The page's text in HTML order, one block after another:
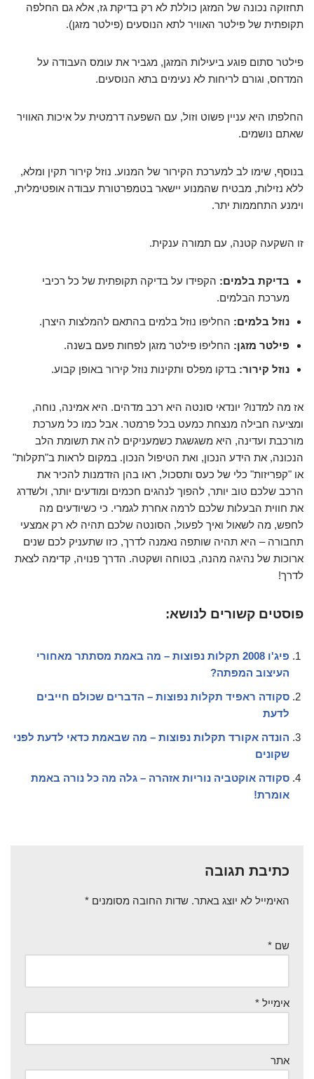
תחזוקה נכונה של המזגן כוללת לא רק בדיקת גז, אלא גם החלפה
תקופתית של פילטר האוויר לתא הנוסעים (פילטר מזגן).
פילטר סתום פוגע ביעילות המזגן, מגביר את עומס העבודה על
המדחס, וגורם לריחות לא נעימים בתא הנוסעים.
החלפתו היא עניין פשוט וזול, עם השפעה דרמטית על איכות האוויר
שאתם נושמים.
בנוסף, שימו לב למערכת הקירור של המנוע. נוזל קירור תקין ומלא,
ללא נזילות, מבטיח שהמנוע יישאר בטמפרטורת עבודה אופטימלית,
וימנע התחממות יתר.
זו השקעה קטנה, עם תמורה ענקית.
בדיקת בלמים: הקפידו על בדיקה תקופתית של כל רכיבי
מערכת הבלמים.
נוזל בלמים: החליפו נוזל בלמים בהתאם להמלצות היצרן.
פילטר מזגן: החליפו פילטר מזגן לפחות פעם בשנה.
נוזל קירור: בדקו מפלס ותקינות נוזל קירור באופן קבוע.
אז מה למדנו? יונדאי סונטה היא רכב מדהים. היא אמינה, נוחה,
ומציעה חבילה מנצחת כמעט בכל פרמטר. אבל כמו כל מערכת
מורכבת ועדינה, היא משגשגת כשמעניקים לה את תשומת הלב
הנכונה, את הידע הנכון, ואת הטיפול הנכון. במקום לראות ב"תקלות"
או "קפריזות" כלי של כעס ותסכול, ראו בהן הזדמנות להכיר את
הרכב שלכם טוב יותר, להפוך לנהגים חכמים ומודעים יותר, ולשדרג
את חווית הבעלות שלכם לרמה אחרת לגמרי. כי כשיודעים מה
לחפש, מה לשאול ואיך לפעול, הסונטה שלכם תהיה לא רק אמצעי
תחבורה – היא תהיה שותפה נאמנה לדרך, כזו שתעניק לכם שנים
ארוכות של נהיגה מהנה, בטוחה ושקטה. הדרך פנויה, קדימה לצאת
לדרך!
פוסטים קשורים לנושא:
פיג'ו 2008 תקלות נפוצות – מה באמת מסתתר מאחורי
העיצוב המפתה?
סקודה ראפיד תקלות נפוצות – הדברים שכולם חייבים
לדעת
הונדה אקורד תקלות נפוצות – מה שבאמת כדאי לדעת לפני
שקונים
סקודה אוקטביה נוריות אזהרה – גלה מה כל נורה באמת
אומרת!
כתיבת תגובה
האימייל לא יוצג באתר. שדות החובה מסומנים *
שם *
אימייל *
אתר